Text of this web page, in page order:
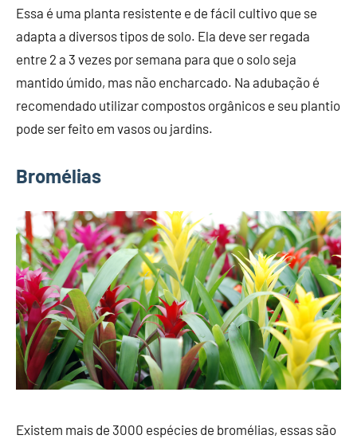
Essa é uma planta resistente e de fácil cultivo que se
adapta a diversos tipos de solo. Ela deve ser regada
entre 2 a 3 vezes por semana para que o solo seja
mantido úmido, mas não encharcado. Na adubação é
recomendado utilizar compostos orgânicos e seu plantio
pode ser feito em vasos ou jardins.
Bromélias
Existem mais de 3000 espécies de bromélias, essas são